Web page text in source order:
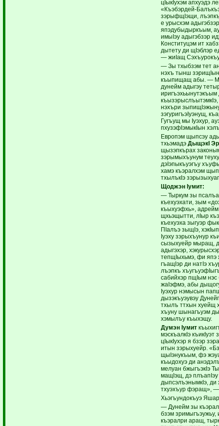
цIыкIухэм апхуэдэ
«Къэбэрдей-
зэрыфщIэщи,
е урысхэм
япэдубыдыркъым,
имыIэу адыгэбзэр
Конституцэм ит
дытету ди щIэблэр
— жиIащ
— Зы тхыбзэм тет
нэхъ тынш
къыпищащ абы. —
дунейм адыгэу
нэхъри
зэгуригъэIуэнущ,
Гугъущ мы Iуэхур,
пхузэфIэмыкIын
Европэм щыпсэу
тхьэмадэ ДыщэкI
щызэпкърах
зэрымыхъунум
дэIэпыкъуэгъу
хамэ къэралхэм
тхылъкIэ
Щоджэн Iумит:
— Тыркум зы
къехуэхати, зым
къыхуэфхь», адрейм
щхьэщытти, лIыр
къехуэха зыгуэр
ПIалъэ зыщIэ,
Iуэху зэрыхъунур
сызыхуейр мыращ,
адыгэхэр,
тепщIыхьмэ, фи япэ
гъащIэр ди натIэ
лъэпкъ
сабийхэр пщIым нэс
жаIэфмэ, абы
Iуэхур нэмысын
дызэкъуэувэу
тхылъ ттхын хуейщ
хъуну шынагъуэм
хэмылъу къыхэщу.
Думэн Iумит
мэскъалкIэ
цIыкIухэр я бзэр
итын зэрыхуейр.
щыIэнукъым, фэ
къыдохуэ ди
мелуан бжыгъэкIэ
мащIэщ, дэ плъапIэу
дыпсэлъэнымкIэ, ди
тхуэхъур фэращ»,
Хьэгъундокъуэ
— Дунейм зы
бзэм
къэралри аращ,